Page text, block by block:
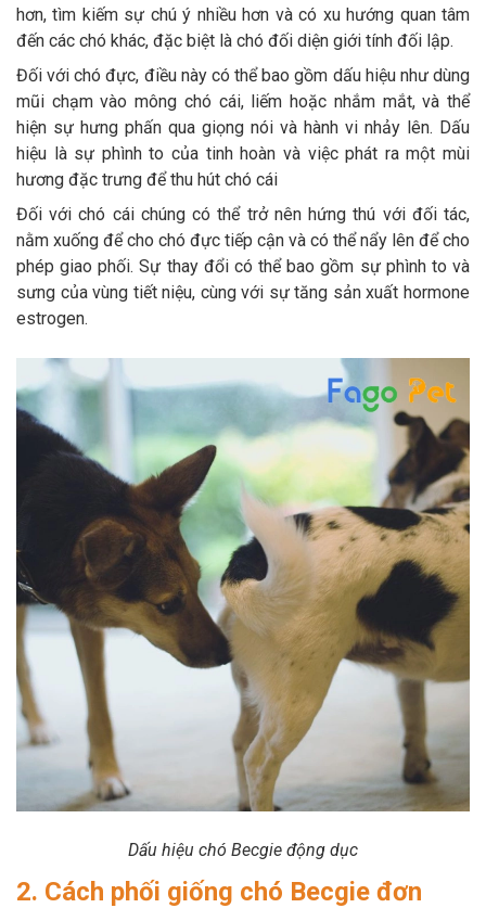
Thông tin về mèo
CHÍNH SÁCH
Chính sách mua hàng Chính sách vận chuyển
Chính sách bảo hành
Chính sách đổi trả
LIÊN HỆ
0929894774
hơn, tìm kiếm sự chú ý nhiều hơn và có xu hướng quan tâm
đến các chó khác, đặc biệt là chó đối diện giới tính đối lập.
Đối với chó đực, điều này có thể bao gồm dấu hiệu như dùng
mũi chạm vào mông chó cái, liếm hoặc nhắm mắt, và thể
hiện sự hưng phấn qua giọng nói và hành vi nhảy lên. Dấu
hiệu là sự phình to của tinh hoàn và việc phát ra một mùi
hương đặc trưng để thu hút chó cái
Đối với chó cái chúng có thể trở nên hứng thú với đối tác,
nằm xuống để cho chó đực tiếp cận và có thể nẩy lên để cho
phép giao phối. Sự thay đổi có thể bao gồm sự phình to và
sưng của vùng tiết niệu, cùng với sự tăng sản xuất hormone
estrogen.
Dấu hiệu chó Becgie động dục
2. Cách phối giống chó Becgie đơn